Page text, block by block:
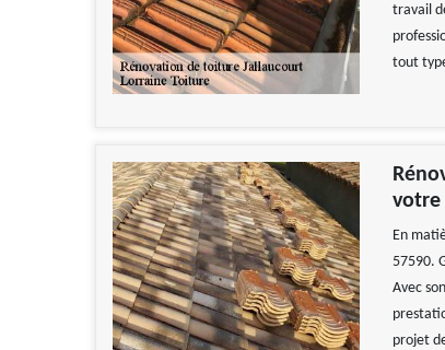
travail
tout
votre
En
57590.
Avec
projet